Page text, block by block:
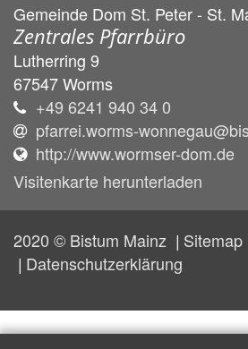
Gemeinde Dom St. Peter - St.
Zentrales Pfarrbüro
Lutherring 9
67547Worms
+49 6241 940 34 0
pfarrei.worms-
http://www.wormser-dom.de
Visitenkarte herunterladen
2020 © Bistum Mainz Sitemap
Datenschutzerklärung